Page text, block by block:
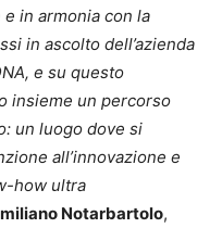
in armonia con la
in ascolto dell’azienda
e su questo
insieme un percorso
un luogo dove si
all’innovazione e
how ultra
Notarbartolo,